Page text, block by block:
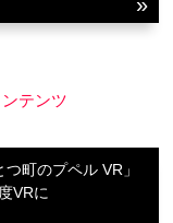
テンツ
町のプペル VR」
VRに